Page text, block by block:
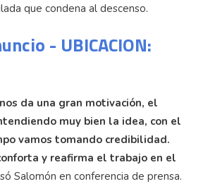
que condena al descenso.
- UBICACION:
da una gran motivación, el
muy bien la idea, con el
vamos tomando credibilidad.
y reafirma el trabajo en el
Salomón en conferencia de prensa.